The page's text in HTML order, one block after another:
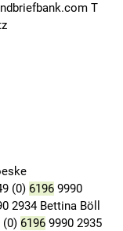
T
(0) 6196 9990
2934 Bettina Böll
(0) 6196 9990 2935